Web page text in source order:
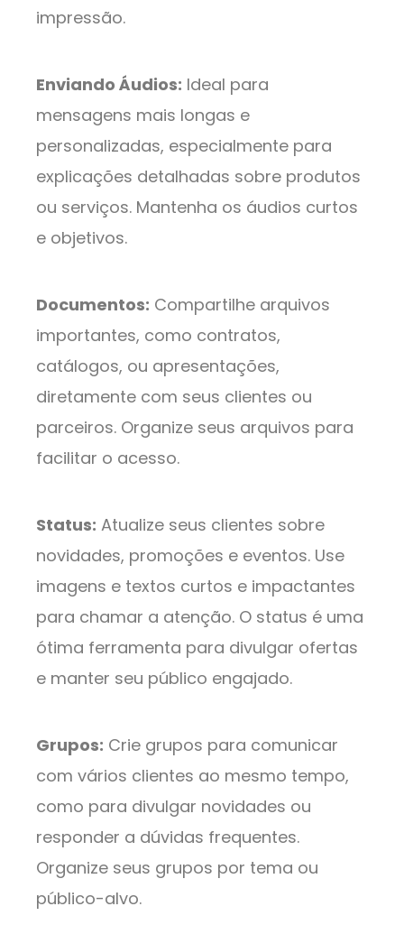
impressão.
Enviando Áudios: Ideal para
mensagens mais longas e
personalizadas, especialmente para
explicações detalhadas sobre produtos
ou serviços. Mantenha os áudios curtos
e objetivos.
Documentos: Compartilhe arquivos
importantes, como contratos,
catálogos, ou apresentações,
diretamente com seus clientes ou
parceiros. Organize seus arquivos para
facilitar o acesso.
Status: Atualize seus clientes sobre
novidades, promoções e eventos. Use
imagens e textos curtos e impactantes
para chamar a atenção. O status é uma
ótima ferramenta para divulgar ofertas
e manter seu público engajado.
Grupos: Crie grupos para comunicar
com vários clientes ao mesmo tempo,
como para divulgar novidades ou
responder a dúvidas frequentes.
Organize seus grupos por tema ou
público-alvo.